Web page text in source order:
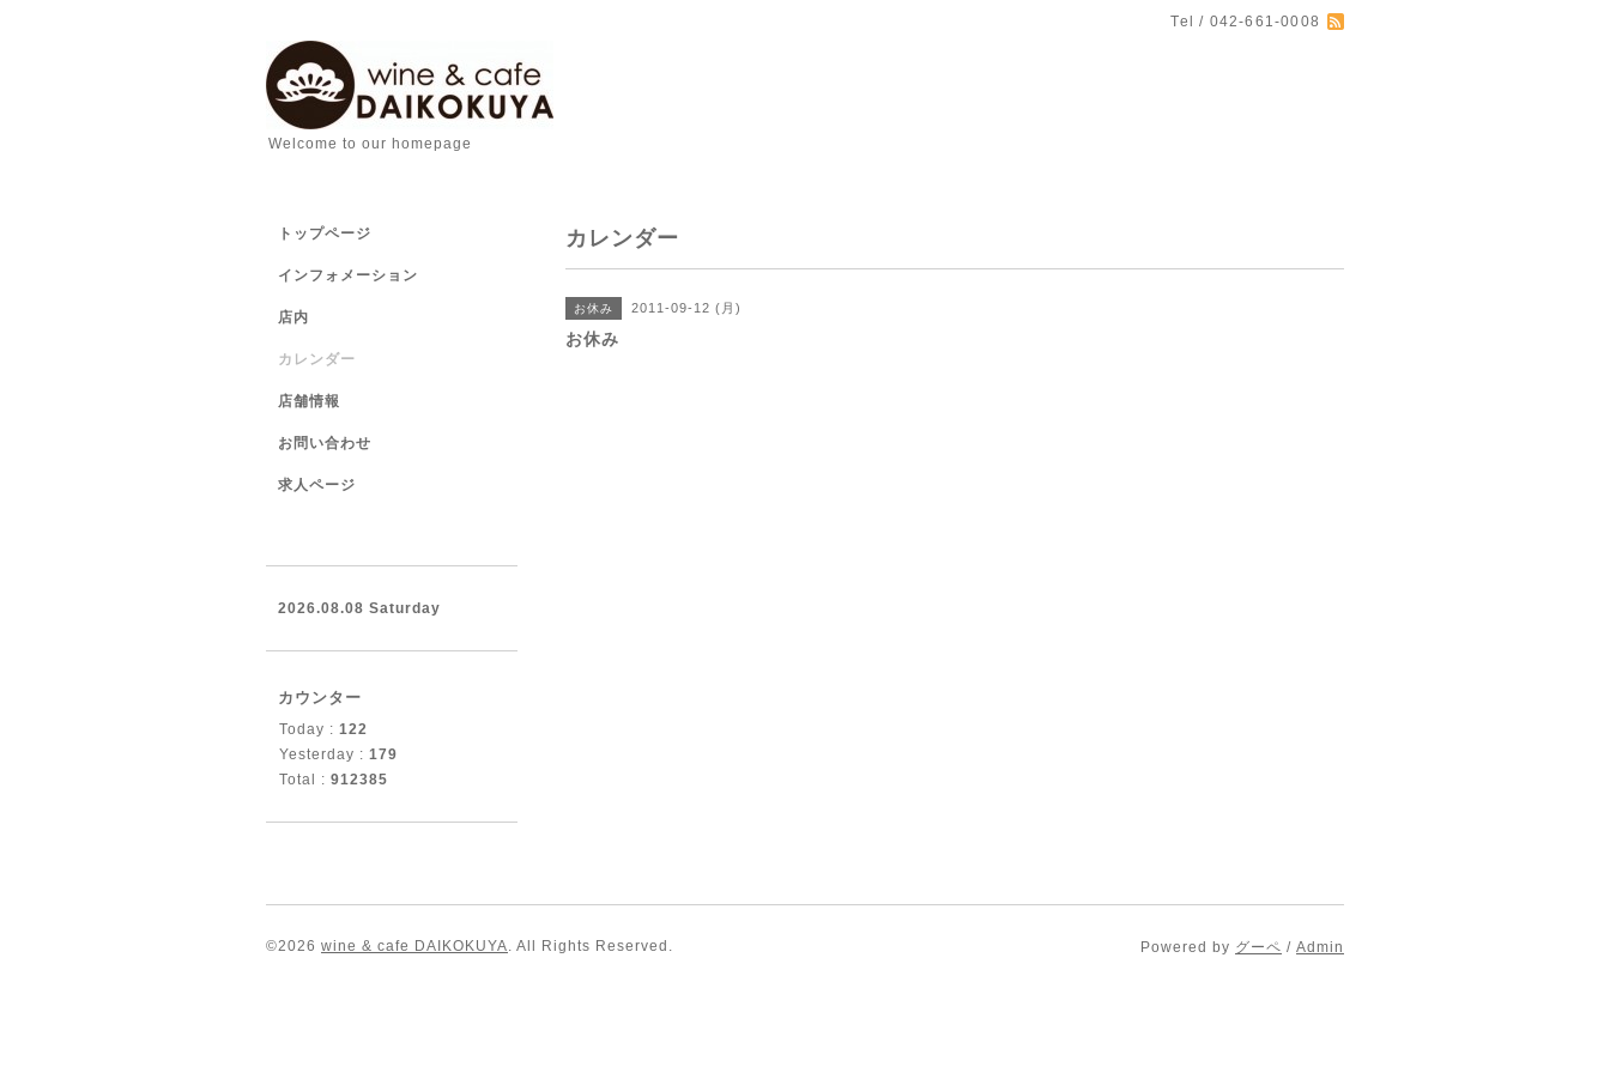
Tel / 042-661-0008
Welcome to our homepage
カレンダー
お休み 2011-09-12 (月)
お休み
トップページ
インフォメーション
店内
カレンダー
店舗情報
お問い合わせ
求人ページ
2026.08.08 Saturday
カウンター
Today : 122
Yesterday : 179
Total : 912385
©2026 wine & cafe DAIKOKUYA. All Rights Reserved. Powered by グーペ / Admin